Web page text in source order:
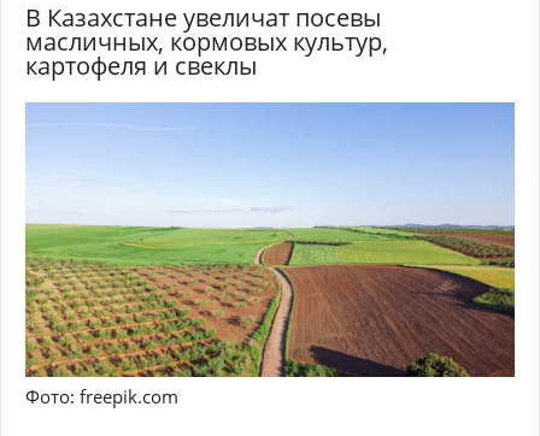
В Казахстане увеличат посевы
масличных, кормовых культур,
картофеля и свеклы
Фото: freepik.com